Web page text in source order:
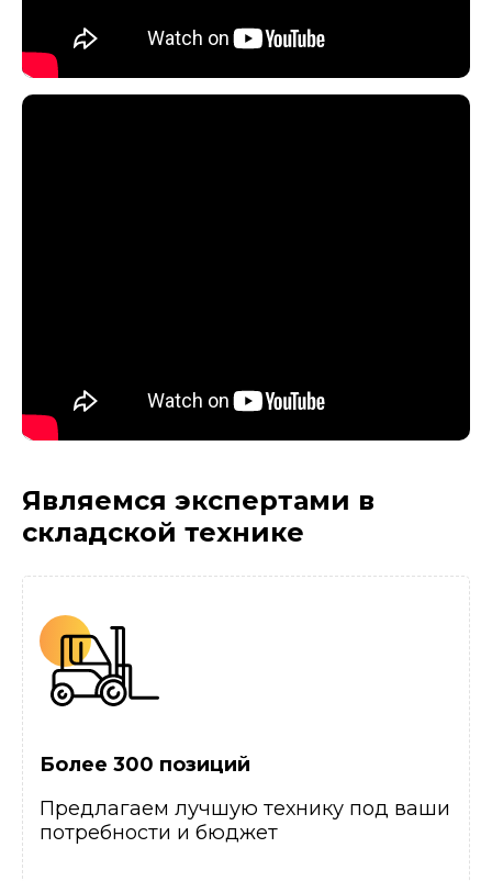
Являемся экспертами в
складской технике
Более 300 позиций
Предлагаем лучшую технику под ваши
потребности и бюджет